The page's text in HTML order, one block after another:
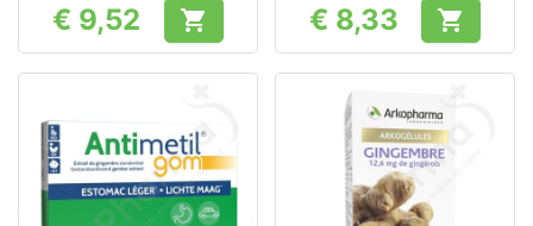
Prijs
€ 9,52  Prijs
€ 8,33 